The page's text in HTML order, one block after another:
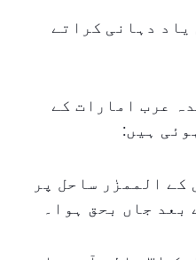
دہانی کراتے
عرب امارات کے
ہیں:
کے الممزٰر ساحل پر
جاں بحق ہوا۔